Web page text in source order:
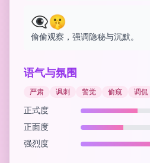
👁️‍🗨️🤫
偷偷观察，强调隐秘与沉默。
语气与氛围
严肃 讽刺 警觉 偷窥 调侃
正式度
正面度
强烈度